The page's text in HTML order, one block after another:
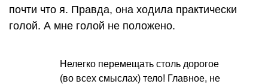
почти что я. Правда, она ходила практически
голой. А мне голой не положено.
Нелегко перемещать столь дорогое
(во всех смыслах) тело! Главное, не